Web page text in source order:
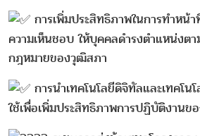
การเพิ่มประสิทธิภาพในการทำหน้
ความเห็นชอบ ให้บุคคลดำรงตำแหน่งต
กฎหมายของวุฒิสภา
การนำเทคโนโลยีดิจิทัลและเทคโ
ใช้เพื่อเพิ่มประสิทธิภาพการปฏิบัติงานข